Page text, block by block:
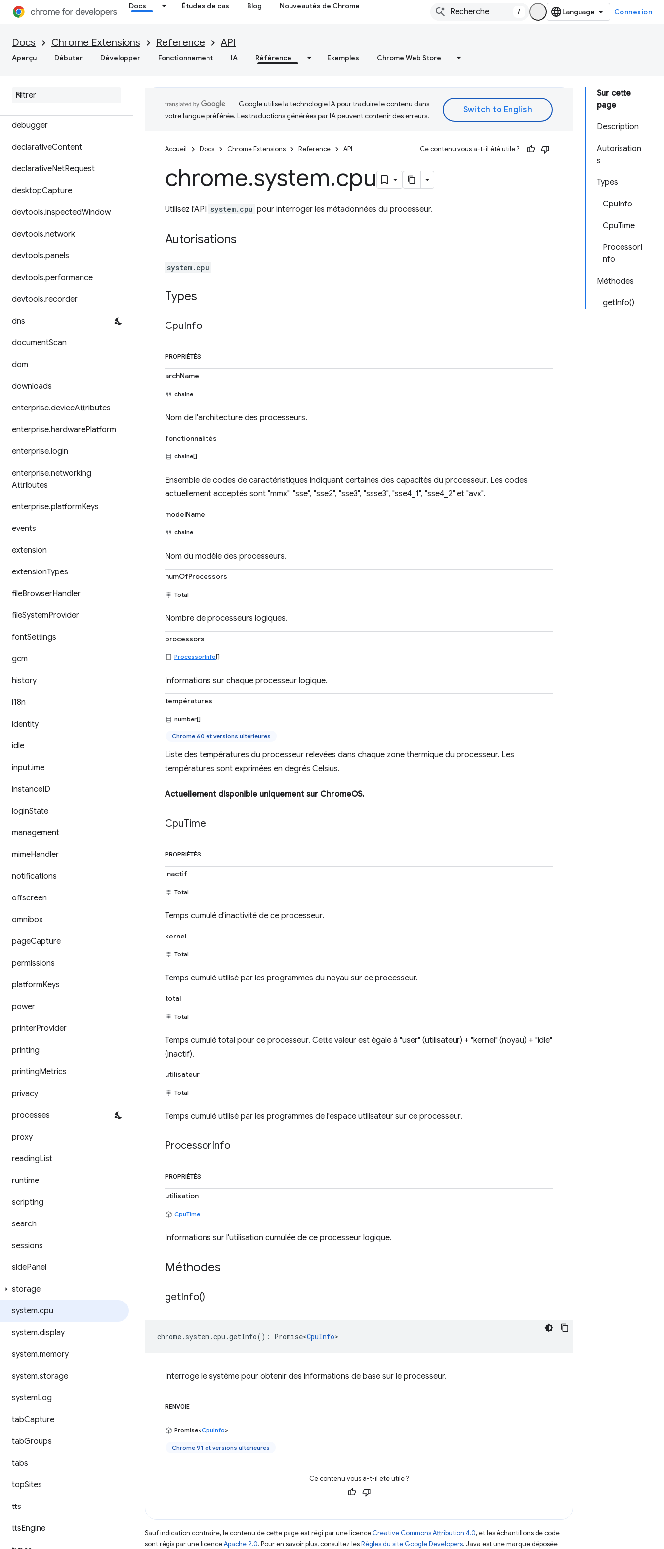
Docs Études de cas Blog Nouveautés de Chrome
/ Connexion
Docs Chrome Extensions Reference API
Aperçu Débuter Développer Fonctionnement IA Référence Exemples Chrome Web Store
certificateProvider
commands
contentSettings
debugger
declarativeContent
declarativeNetRequest
desktopCapture
devtools.inspectedWindow
devtools.network
devtools.panels
devtools.performance
devtools.recorder
dns
documentScan
dom
downloads
enterprise.deviceAttributes
enterprise.hardwarePlatform
enterprise.login
enterprise.networking
Attributes
enterprise.platformKeys
events
extension
extensionTypes
fileBrowserHandler
fileSystemProvider
fontSettings
gcm
history
i18n
identity
idle
input.ime
instanceID
loginState
management
mimeHandler
notifications
offscreen
omnibox
pageCapture
permissions
platformKeys
power
printerProvider
printing
printingMetrics
privacy
processes
proxy
readingList
runtime
scripting
search
sessions
sidePanel
storage
system.cpu
system.display
system.memory
system.storage
systemLog
tabCapture
tabGroups
tabs
topSites
tts
ttsEngine
Sur cette
page
Description
Autorisation
s
Types
CpuInfo
CpuTime
ProcessorI
nfo
Méthodes
getInfo()
Google utilise la technologie IA pour traduire le contenu dans
votre langue préférée. Les traductions générées par IA peuvent contenir des erreurs.
Accueil Docs Chrome Extensions Reference API Ce contenu vous a-t-il été utile ?
chrome.system.cpu
Utilisez l'API system.cpu pour interroger les métadonnées du processeur.
Autorisations
system.cpu
Types
CpuInfo
PROPRIÉTÉS
archName
chaîne
Nom de l'architecture des processeurs.
fonctionnalités
chaîne[]
Ensemble de codes de caractéristiques indiquant certaines des capacités du processeur. Les codes
actuellement acceptés sont "mmx", "sse", "sse2", "sse3", "ssse3", "sse4_1", "sse4_2" et "avx".
modelName
chaîne
Nom du modèle des processeurs.
numOfProcessors
Total
Nombre de processeurs logiques.
processors
ProcessorInfo[]
Informations sur chaque processeur logique.
températures
number[]
Chrome 60 et versions ultérieures
Liste des températures du processeur relevées dans chaque zone thermique du processeur. Les
températures sont exprimées en degrés Celsius.
Actuellement disponible uniquement sur ChromeOS.
CpuTime
PROPRIÉTÉS
inactif
Total
Temps cumulé d'inactivité de ce processeur.
kernel
Total
Temps cumulé utilisé par les programmes du noyau sur ce processeur.
total
Total
Temps cumulé total pour ce processeur. Cette valeur est égale à "user" (utilisateur) + "kernel" (noyau) + "idle"
(inactif).
utilisateur
Total
Temps cumulé utilisé par les programmes de l'espace utilisateur sur ce processeur.
ProcessorInfo
PROPRIÉTÉS
utilisation
CpuTime
Informations sur l'utilisation cumulée de ce processeur logique.
Méthodes
getInfo()
chrome. system .cpu .getInfo() : Promise<CpuInfo>
Interroge le système pour obtenir des informations de base sur le processeur.
RENVOIE
Promise<CpuInfo>
Chrome 91 et versions ultérieures
Ce contenu vous a-t-il été utile ?
Sauf indication contraire, le contenu de cette page est régi par une licence Creative Commons Attribution 4.0, et les échantillons de code
sont régis par une licenceApache 2.0. Pour en savoir plus, consultez lesRègles du site Google Developers. Java est une marque déposée